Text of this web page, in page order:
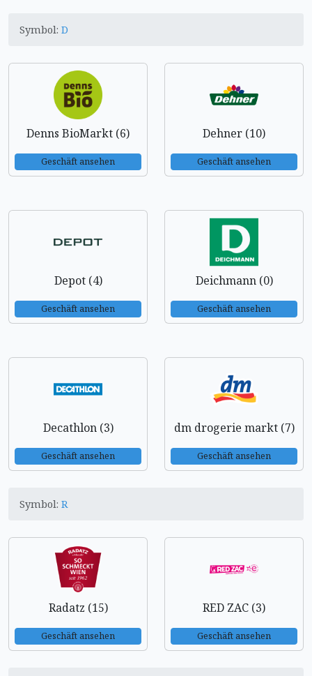
Symbol: D
Denns BioMarkt (6)
Geschäft ansehen
Dehner (10)
Geschäft ansehen
Depot (4)
Geschäft ansehen
Deichmann (0)
Geschäft ansehen
Decathlon (3)
Geschäft ansehen
dm drogerie markt (7)
Geschäft ansehen
Symbol: R
Radatz (15)
Geschäft ansehen
RED ZAC (3)
Geschäft ansehen